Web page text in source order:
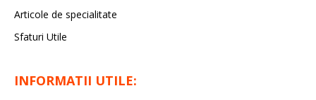
Articole de specialitate
Sfaturi Utile
INFORMATII UTILE: